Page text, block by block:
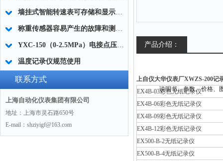
墙挂式智能转速表可存储和显示出前转速值和当前时间
称重传感器容易产生的故障和测量方法
YXC-150（0-2.5MPa）电接点压力表
温度记录仪规范使用
联系方式
上海自动化仪表集团有限公司
地址：上海市灵石路650号
E-mail：shziyigf@163.com
产品介绍：
上自仪大华仪表厂XWZS-200记
EX4B-03彩色无纸记录仪
EX4B-06彩色无纸记录仪
EX4B-09彩色无纸记录仪
EX4B-12彩色无纸记录仪
EX500-B-2无纸记录仪
EX500-B-4无纸记录仪